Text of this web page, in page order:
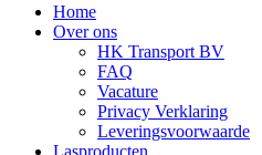
Home
Over ons
HK Transport BV
FAQ
Vacature
Privacy Verklaring
Leveringsvoorwaarde
Lasproducten